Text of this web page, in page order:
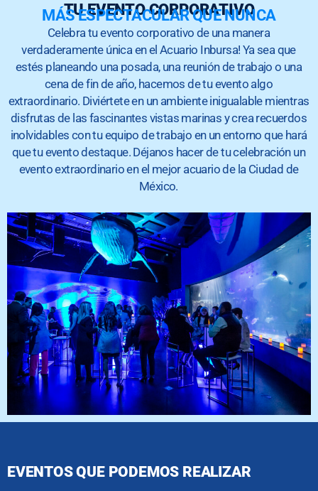
TU EVENTO CORPORATIVO
MÁS ESPECTACULAR QUE NUNCA
Celebra tu evento corporativo de una manera
verdaderamente única en el Acuario Inbursa! Ya sea que
estés planeando una posada, una reunión de trabajo o una
cena de fin de año, hacemos de tu evento algo
extraordinario. Diviértete en un ambiente inigualable mientras
disfrutas de las fascinantes vistas marinas y crea recuerdos
inolvidables con tu equipo de trabajo en un entorno que hará
que tu evento destaque. Déjanos hacer de tu celebración un
evento extraordinario en el mejor acuario de la Ciudad de
México.
EVENTOS QUE PODEMOS REALIZAR